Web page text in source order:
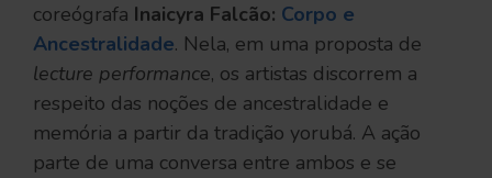
coreógrafa Inaicyra Falcão: Corpo e
Ancestralidade. Nela, em uma proposta de
lecture performance, os artistas discorrem a
respeito das noções de ancestralidade e
memória a partir da tradição yorubá. A ação
parte de uma conversa entre ambos e se